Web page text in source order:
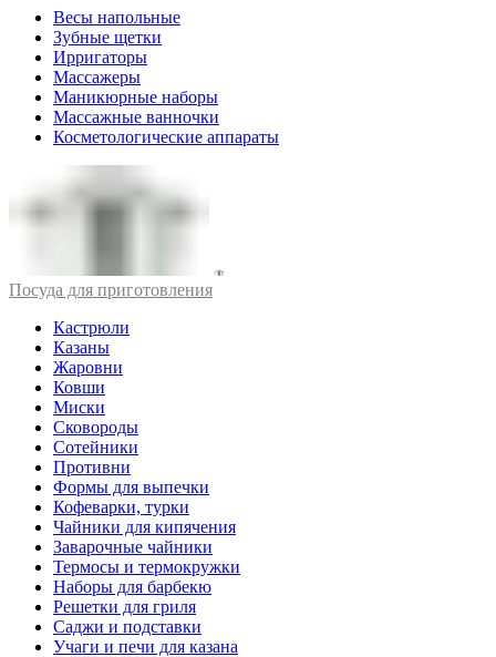
Весы напольные
Зубные щетки
Ирригаторы
Массажеры
Маникюрные наборы
Массажные ванночки
Косметологические аппараты
Посуда для приготовления
Кастрюли
Казаны
Жаровни
Ковши
Миски
Сковороды
Сотейники
Противни
Формы для выпечки
Кофеварки, турки
Чайники для кипячения
Заварочные чайники
Термосы и термокружки
Наборы для барбекю
Решетки для гриля
Саджи и подставки
Учаги и печи для казана